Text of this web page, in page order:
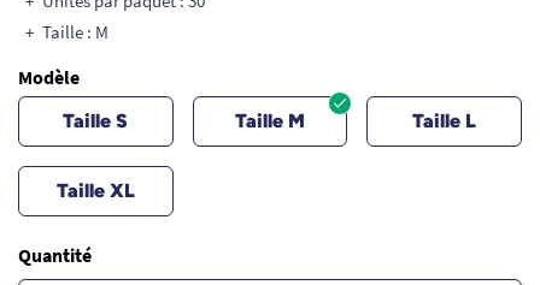
Taille : M
Modèle
Taille S Taille M Taille L
Taille XL
Quantité